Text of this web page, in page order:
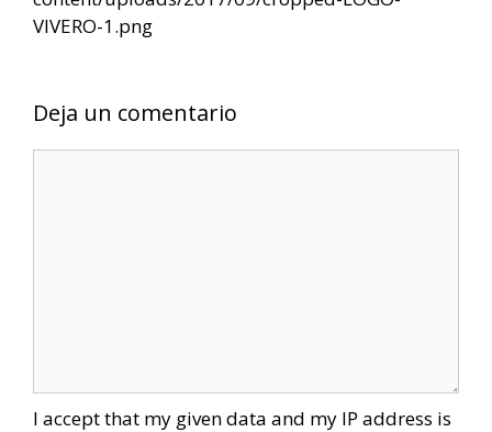
VIVERO-1.png
Deja un comentario
I accept that my given data and my IP address is